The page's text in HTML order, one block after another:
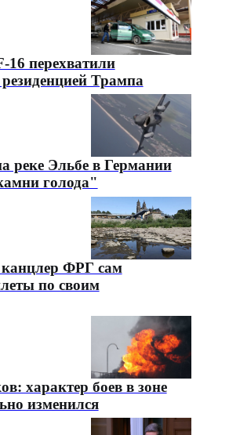
16 перехватили
Трампа
реке Эльбе в Германии
голода"
ФРГ сам
по своим
характер боев в зоне
изменился